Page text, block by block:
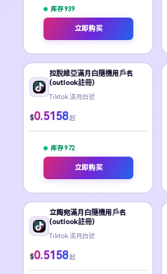
库存 939
立即购买
拉脫維亞滿月白隨機用戶名
(outlook註冊)
Tiktok 滿月白號
$0.5158 起
库存 972
立即购买
立陶宛滿月白隨機用戶名
(outlook註冊)
Tiktok 滿月白號
$0.5158 起